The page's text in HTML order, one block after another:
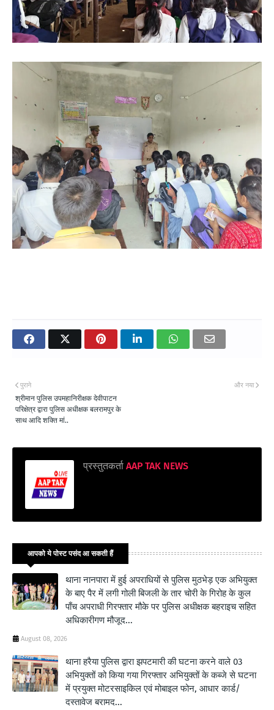
और नया
पुराने
श्रीमान पुलिस उपमहानिरीक्षक देवीपाटन
परिक्षेत्र द्वारा पुलिस अधीक्षक बलरामपुर के
साथ आदि शक्ति मां..
प्रस्तुतकर्ता AAP TAK NEWS
आपको ये पोस्ट पसंद आ सकती हैं
थाना नानपारा में हुई अपराधियों से पुलिस मुठभेड़ एक अभियुक्त
के बाए पैर में लगी गोली बिजली के तार चोरी के गिरोह के कुल
पाँच अपराधी गिरफ्तार मौके पर पुलिस अधीक्षक बहराइच सहित
अधिकारीगण मौजूद...
August 08, 2026
थाना हरैया पुलिस द्वारा झपटमारी की घटना करने वाले 03
अभियुक्तों को किया गया गिरफ्तार अभियुक्तों के कब्जे से घटना
में प्रयुक्त मोटरसाइकिल एवं मोबाइल फोन, आधार कार्ड/
दस्तावेज बरामद...